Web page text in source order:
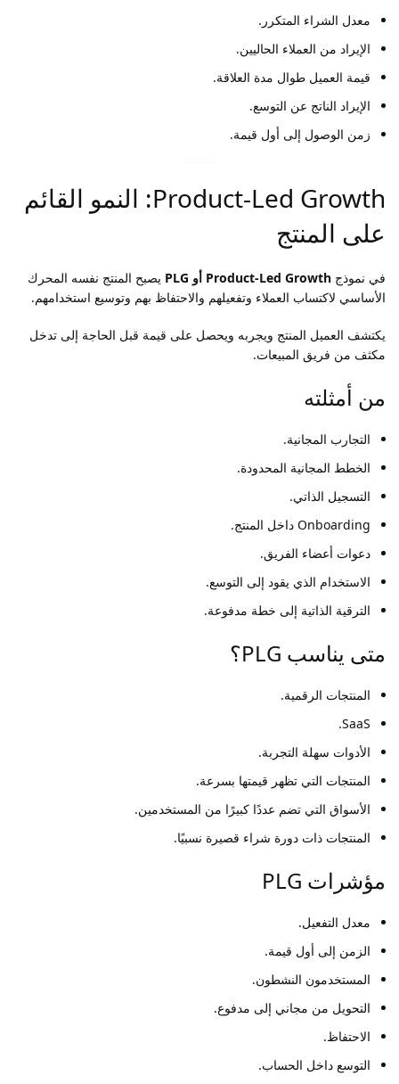
معدل الشراء المتكرر.
الإيراد من العملاء الحاليين.
قيمة العميل طوال مدة العلاقة.
الإيراد الناتج عن التوسع.
زمن الوصول إلى أول قيمة.
Product-Led Growth: النمو القائم
على المنتج
في نموذج Product-Led Growth أو PLG
يصبح المنتج نفسه المحرك
الأساسي لاكتساب العملاء وتفعيلهم والاحتفاظ بهم وتوسيع استخدامهم.
يكتشف العميل المنتج ويجربه ويحصل على قيمة قبل الحاجة إلى تدخل
مكثف من فريق المبيعات.
من أمثلته
التجارب المجانية.
الخطط المجانية المحدودة.
التسجيل الذاتي.
Onboarding داخل المنتج.
دعوات أعضاء الفريق.
الاستخدام الذي يقود إلى التوسع.
الترقية الذاتية إلى خطة مدفوعة.
متى يناسب PLG؟
المنتجات الرقمية.
SaaS.
الأدوات سهلة التجربة.
المنتجات التي تظهر قيمتها بسرعة.
الأسواق التي تضم عددًا كبيرًا من المستخدمين.
المنتجات ذات دورة شراء قصيرة نسبيًا.
مؤشرات PLG
معدل التفعيل.
الزمن إلى أول قيمة.
المستخدمون النشطون.
التحويل من مجاني إلى مدفوع.
الاحتفاظ.
التوسع داخل الحساب.